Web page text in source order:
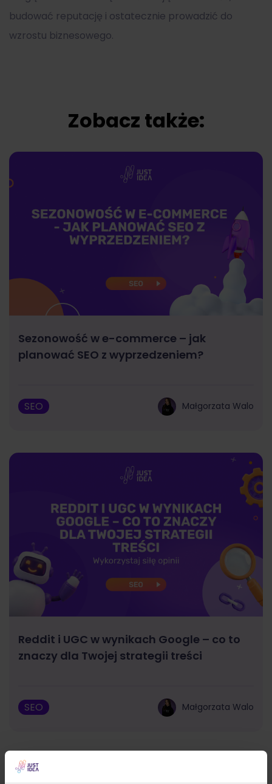
budować reputację i ostatecznie prowadzić do
wzrostu biznesowego.
Zobacz także:
Sezonowość w e-commerce – jak
planować SEO z wyprzedzeniem?
SEO Małgorzata Walo
Reddit i UGC w wynikach Google – co to
znaczy dla Twojej strategii treści
SEO Małgorzata Walo